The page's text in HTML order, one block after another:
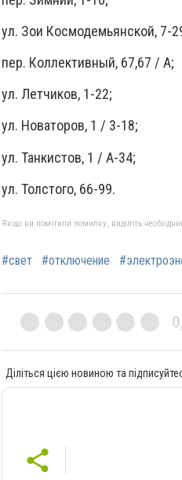
ул. Зои Космодемьянской, 7-
пер. Коллективный, 67,67 / А;
ул. Летчиков, 1-22;
ул. Новаторов, 1 / 3-18;
ул. Танкистов, 1 / А-34;
ул. Толстого, 66-99.
Якщо ви помітили помилку, виділіть
#свет #отключение
Діліться цією новиною та